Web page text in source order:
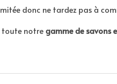
donc ne tardez pas à
toute notre gamme de savons